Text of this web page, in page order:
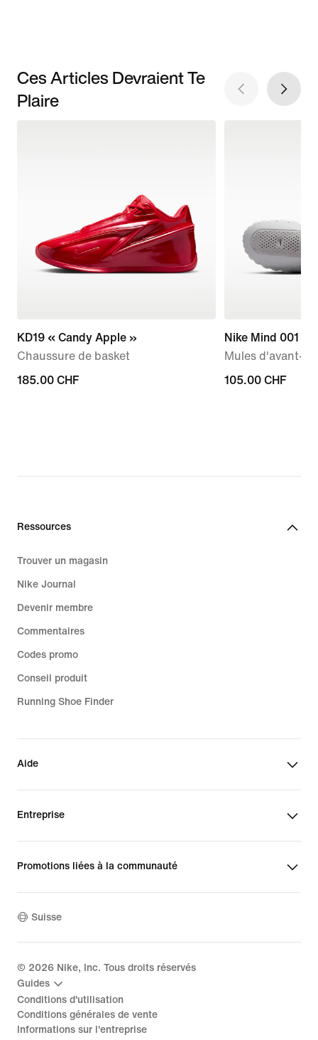
Ces Articles Devraient Te
Plaire
KD19 « Candy Apple »
Chaussure de basket
185.00 CHF
185.00 CHF
Nike Mind 001
Mules d'avant-
105.00 CHF
105.00 CHF
Ressources
Trouver un magasin
Nike Journal
Devenir membre
Commentaires
Codes promo
Conseil produit
Running Shoe Finder
Aide
Entreprise
Promotions liées à la communauté
Suisse
© 2026 Nike, Inc. Tous droits réservés
Guides
Conditions d'utilisation
Conditions générales de vente
Informations sur l'entreprise